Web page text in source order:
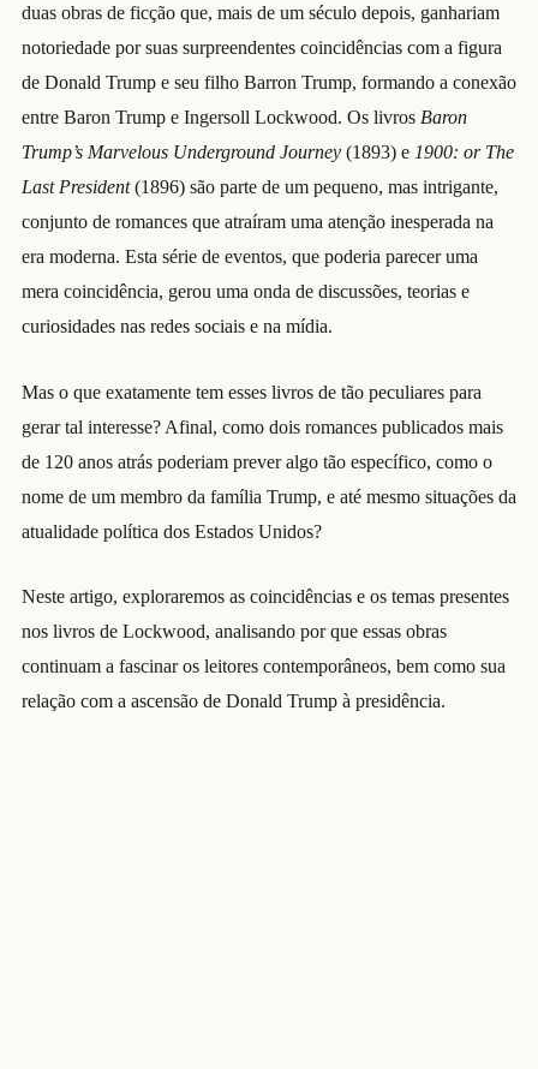
duas obras de ficção que, mais de um século depois, ganhariam
notoriedade por suas surpreendentes coincidências com a figura
de Donald Trump e seu filho Barron Trump, formando a conexão
entre Baron Trump e Ingersoll Lockwood. Os livros Baron
Trump’s Marvelous Underground Journey (1893) e 1900: or The
Last President(1896) são parte de um pequeno, mas intrigante,
conjunto de romances que atraíram uma atenção inesperada na
era moderna. Esta série de eventos, que poderia parecer uma
mera coincidência, gerou uma onda de discussões, teorias e
curiosidades nas redes sociais e na mídia.
Mas o que exatamente tem esses livros de tão peculiares para
gerar tal interesse? Afinal, como dois romances publicados mais
de 120 anos atrás poderiam prever algo tão específico, como o
nome de um membro da família Trump, e até mesmo situações da
atualidade política dos Estados Unidos?
Neste artigo, exploraremos as coincidências e os temas presentes
nos livros de Lockwood, analisando por que essas obras
continuam a fascinar os leitores contemporâneos, bem como sua
relação com a ascensão de Donald Trump à presidência.